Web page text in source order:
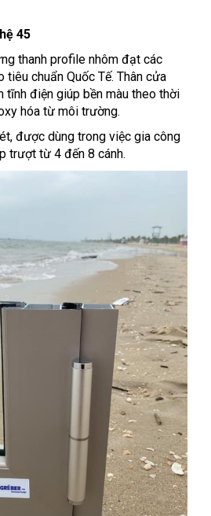
45
thanh profile nhôm đạt các
chuẩn Quốc Tế. Thân cửa
điện giúp bền màu theo thời
hóa từ môi trường.
được dùng trong việc gia công
trượt từ 4 đến 8 cánh.